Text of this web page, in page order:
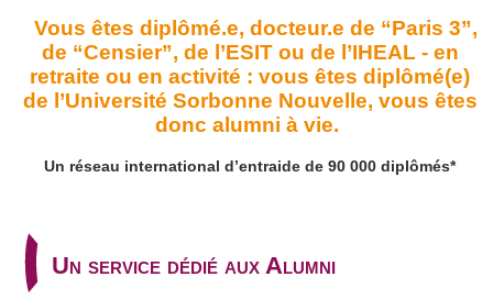
Vous êtes diplômé.e, docteur.e de “Paris 3”,
de “Censier”, de l’ESIT ou de l’IHEAL - en
retraite ou en activité : vous êtes diplômé(e)
de l’Université Sorbonne Nouvelle, vous êtes
donc alumni à vie.
Un réseau international d’entraide de 90 000 diplômés*
Un service dédié aux Alumni